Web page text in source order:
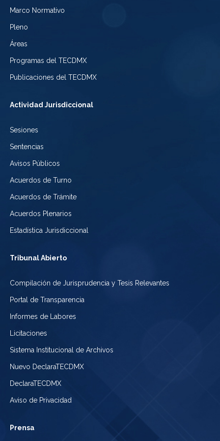
Marco Normativo
Pleno
Áreas
Programas del TECDMX
Publicaciones del TECDMX
Actividad Jurisdiccional
Sesiones
Sentencias
Avisos Públicos
Acuerdos de Turno
Acuerdos de Trámite
Acuerdos Plenarios
Estadística Jurisdiccional
Tribunal Abierto
Compilación de Jurisprudencia y Tesis Relevantes
Portal de Transparencia
Informes de Labores
Licitaciones
Sistema Institucional de Archivos
Nuevo DeclaraTECDMX
DeclaraTECDMX
Aviso de Privacidad
Prensa